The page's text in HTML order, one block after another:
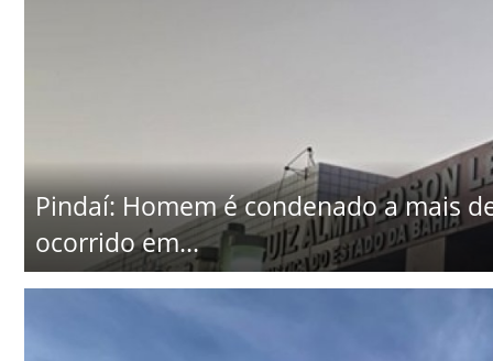
Pindaí: Homem é condenado a mais
ocorrido em...